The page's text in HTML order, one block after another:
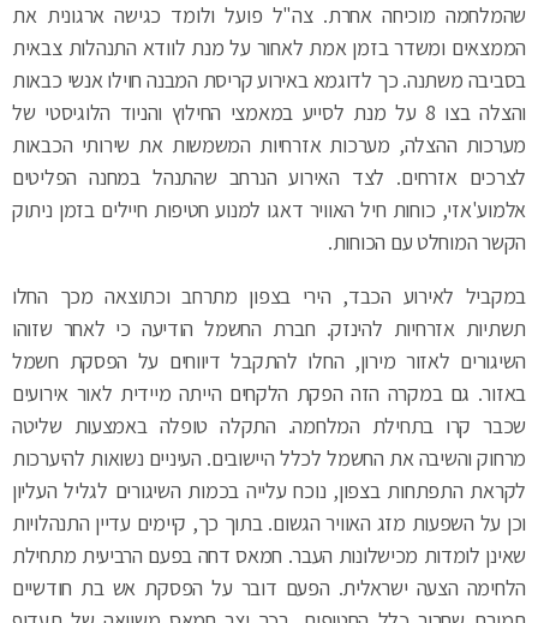
שהמלחמה מוכיחה אחרת. צה"ל פועל ולומד כגישה ארגונית את
הממצאים ומשדר בזמן אמת לאחור על מנת לוודא התנהלות צבאית
בסביבה משתנה. כך לדוגמא באירוע קריסת המבנה חוילו אנשי כבאות
והצלה בצו 8 על מנת לסייע במאמצי החילוץ והניוד הלוגיסטי של
מערכות ההצלה, מערכות אזרחיות המשמשות את שירותי הכבאות
לצרכים אזרחים. לצד האירוע הנרחב שהתנהל במחנה הפליטים
אלמוע'אזי, כוחות חיל האוויר דאגו למנוע חטיפות חיילים בזמן ניתוק
הקשר המוחלט עם הכוחות.
במקביל לאירוע הכבד, הירי בצפון מתרחב וכתוצאה מכך החלו
תשתיות אזרחיות להינזק. חברת החשמל הודיעה כי לאחר שזוהו
השיגורים לאזור מירון, החלו להתקבל דיווחים על הפסקת חשמל
באזור. גם במקרה הזה הפקת הלקחים הייתה מיידית לאור אירועים
שכבר קרו בתחילת המלחמה. התקלה טופלה באמצעות שליטה
מרחוק והשיבה את החשמל לכלל היישובים. העיניים נשואות להיערכות
לקראת התפתחות בצפון, נוכח עלייה בכמות השיגורים לגליל העליון
וכן על השפעות מזג האוויר הגשום. בתוך כך, קיימים עדיין התנהלויות
שאינן לומדות מכישלונות העבר. חמאס דחה בפעם הרביעית מתחילת
הלחימה הצעה ישראלית. הפעם דובר על הפסקת אש בת חודשיים